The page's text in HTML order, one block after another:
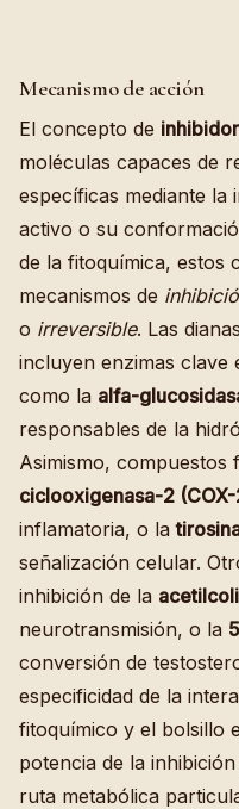
Mecanismo de acción
El concepto de
moléculas capaces de
específicas mediante la
activo o su
de la fitoquímica, estos
mecanismos de
o irreversible. Las
incluyen enzimas clave
como la alfa-
responsables de la
Asimismo, compuestos
ciclooxigenasa-2
inflamatoria, o la
señalización celular.
inhibición de la
neurotransmisión, o la
conversión de
especificidad de la
fitoquímico y el bolsillo
potencia de la
ruta metabólica